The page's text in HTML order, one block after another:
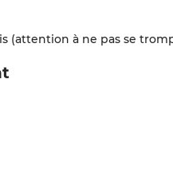
(attention à ne pas se